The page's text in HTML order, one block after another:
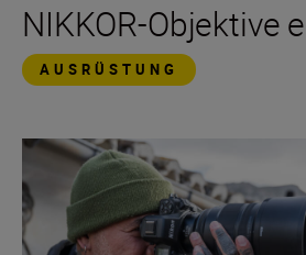
NIKKOR-Objektive
AUSRÜSTUNG